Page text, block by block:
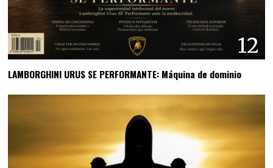
12
LAMBORGHINI URUS SE PERFORMANTE: Máquina de dominio